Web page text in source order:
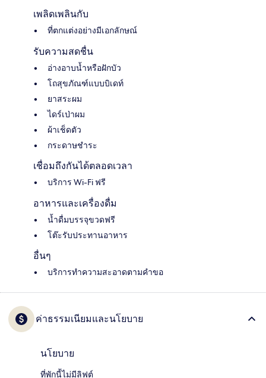
เพลิดเพลินกับ
ที่ตกแต่งอย่างมีเอกลักษณ์
รับความสดชื่น
อ่างอาบน้ำหรือฝักบัว
โถสุขภัณฑ์แบบบิเดท์
ยาสระผม
ไดร์เป่าผม
ผ้าเช็ดตัว
กระดาษชำระ
เชื่อมถึงกันได้ตลอดเวลา
บริการ Wi-Fi ฟรี
อาหารและเครื่องดื่ม
น้ำดื่มบรรจุขวดฟรี
โต๊ะรับประทานอาหาร
อื่นๆ
บริการทำความสะอาดตามคำขอ
ค่าธรรมเนียมและนโยบาย
นโยบาย
ที่พักนี้ไม่มีลิฟต์